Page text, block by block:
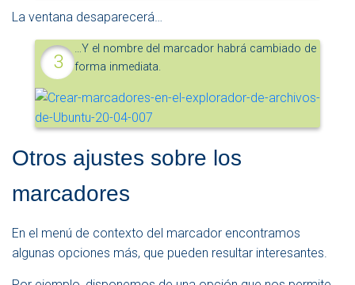
La ventana desaparecerá…
…Y el nombre del marcador habrá cambiado de
forma inmediata.
Otros ajustes sobre los
marcadores
En el menú de contexto del marcador encontramos
algunas opciones más, que pueden resultar interesantes.